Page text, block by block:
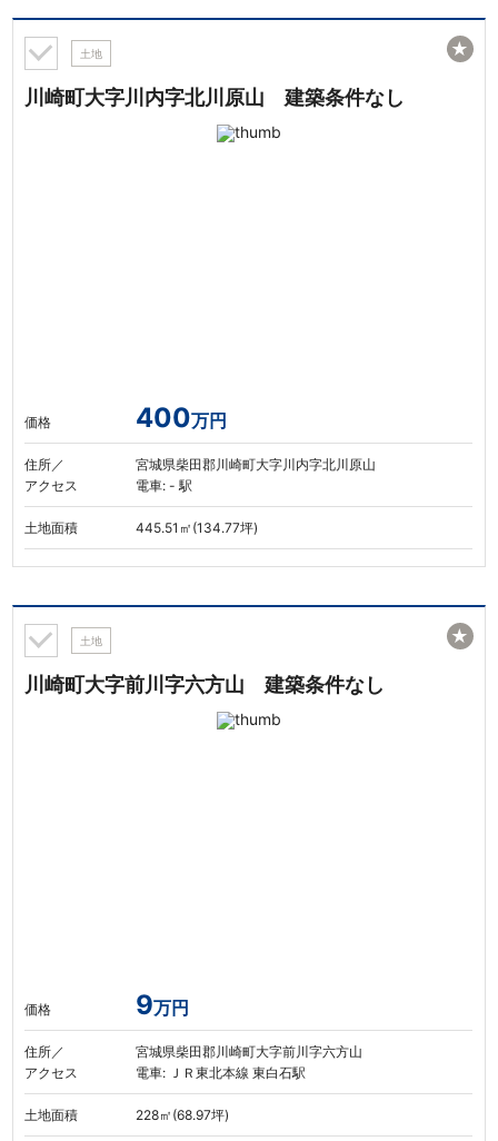
土地
川崎町大字川内字北川原山 建築条件なし
価格 400万円
住所／
アクセス
宮城県柴田郡川崎町大字川内字北川原山
電車: - 駅
土地面積 445.51㎡(134.77坪)
★
土地
川崎町大字前川字六方山 建築条件なし
価格 9万円
住所／
アクセス
宮城県柴田郡川崎町大字前川字六方山
電車: ＪＲ東北本線 東白石駅
土地面積 228㎡(68.97坪)
★